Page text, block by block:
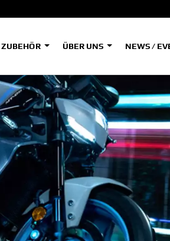
HYPER NAKED
SPORT HERITAGE
SPORT TOURING
SUPERSPORT
700
Tenere
700
35kW
ZUBEHÖR ÜBER UNS NEWS /